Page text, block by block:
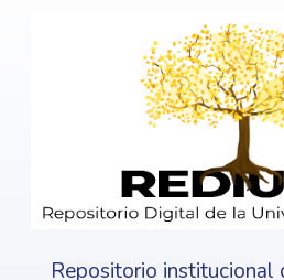
Repositorio institucional